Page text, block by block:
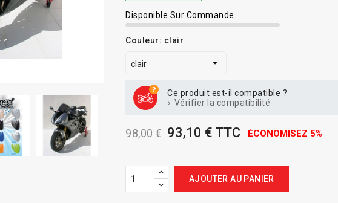
Disponible Sur Commande
Couleur: clair
Ce produit est-il compatible ?
Vérifier la compatibilité
98,00 € 93,10 € TTC ÉCONOMISEZ 5%
AJOUTER AU PANIER